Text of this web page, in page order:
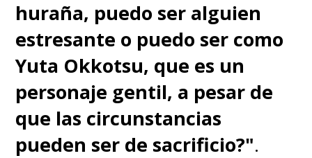
huraña, puedo ser alguien
estresante o puedo ser como
Yuta Okkotsu, que es un
personaje gentil, a pesar de
que las circunstancias
pueden ser de sacrificio?".